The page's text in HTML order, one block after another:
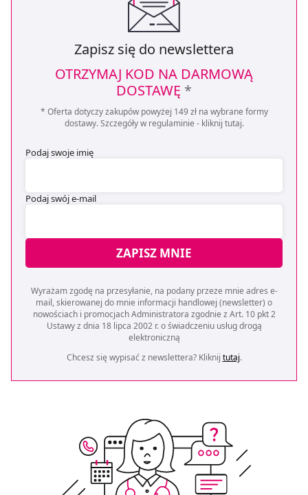
Zapisz się do newslettera
OTRZYMAJ KOD NA DARMOWĄ
DOSTAWĘ *
* Oferta dotyczy zakupów powyżej 149 zł na wybrane formy
dostawy. Szczegóły w regulaminie - kliknij tutaj.
Podaj swoje imię
Podaj swój e-mail
ZAPISZ MNIE
Wyrażam zgodę na przesyłanie, na podany przeze mnie adres e-
mail, skierowanej do mnie informacji handlowej (newsletter) o
nowościach i promocjach Administratora zgodnie z Art. 10 pkt 2
Ustawy z dnia 18 lipca 2002 r. o świadczeniu usług drogą
elektroniczną
Chcesz się wypisać z newslettera? Kliknij tutaj.